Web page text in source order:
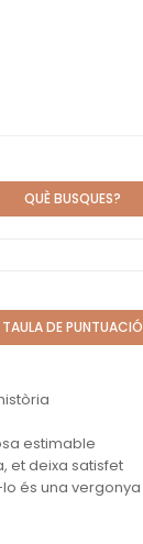
QUÈ BUSQUES?
TAULA DE PUNTUACIÓ
estimable
et deixa satisfet
lo és una vergonya